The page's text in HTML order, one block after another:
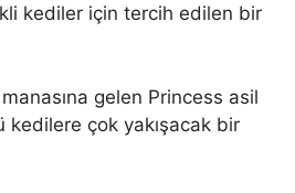
kediler için tercih edilen bir
gelen Princess asil
kedilere çok yakışacak bir